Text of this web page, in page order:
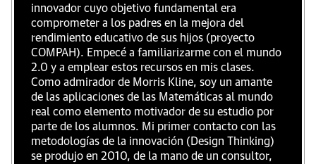
innovador cuyo objetivo fundamental era
comprometer a los padres en la mejora del
rendimiento educativo de sus hijos (proyecto
COMPAH). Empecé a familiarizarme con el mundo
2.0 y a emplear estos recursos en mis clases.
Como admirador de Morris Kline, soy un amante
de las aplicaciones de las Matemáticas al mundo
real como elemento motivador de su estudio por
parte de los alumnos. Mi primer contacto con las
metodologías de la innovación (Design Thinking)
se produjo en 2010, de la mano de un consultor,